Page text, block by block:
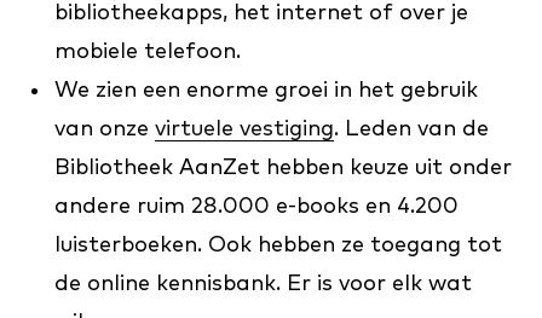
bibliotheekapps, het internet of over je
mobiele telefoon.
We zien een enorme groei in het gebruik
van onze virtuele vestiging. Leden van de
Bibliotheek AanZet hebben keuze uit onder
andere ruim 28.000 e-books en 4.200
luisterboeken. Ook hebben ze toegang tot
de online kennisbank. Er is voor elk wat